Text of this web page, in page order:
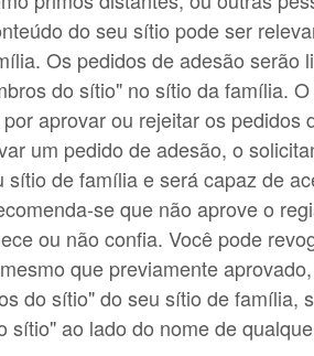
do seu sítio pode ser
Os pedidos de adesão serão
do sítio" no sítio da família.
aprovar ou rejeitar os pedidos
um pedido de adesão, o
sítio de família e será capaz de
se que não aprove o
ou não confia. Você pode
que previamente
do sítio" do seu sítio de família,
sítio" ao lado do nome de